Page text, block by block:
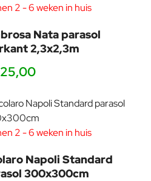
2 - 6 weken in huis
Nata parasol
2,3x2,3m
2 - 6 weken in huis
Napoli Standard
300x300cm